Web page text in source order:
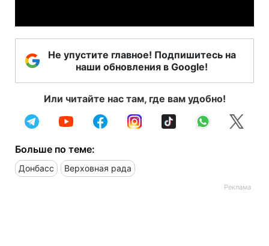
Не упустите главное! Подпишитесь на
наши обновления в Google!
Или читайте нас там, где вам удобно!
Больше по теме:
Донбасс Верховная рада